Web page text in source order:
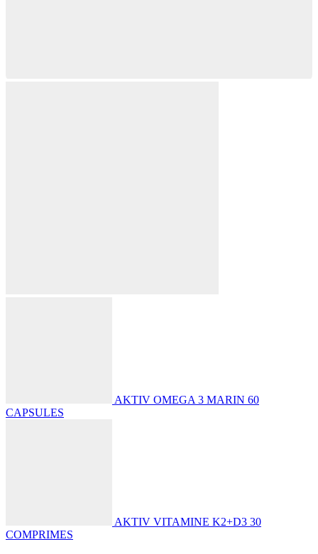
AKTIV OMEGA 3 MARIN 60
CAPSULES
AKTIV VITAMINE K2+D3 30
COMPRIMES